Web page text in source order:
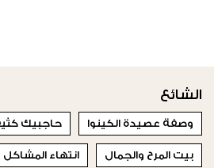
الشائع
وصفة عصيدة الكينوا حاجبيك
بيت المرح والجمال انتهاء